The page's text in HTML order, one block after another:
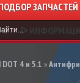
ЗАПЧАСТЕЙ
ᐅ
4 и 5.1 »